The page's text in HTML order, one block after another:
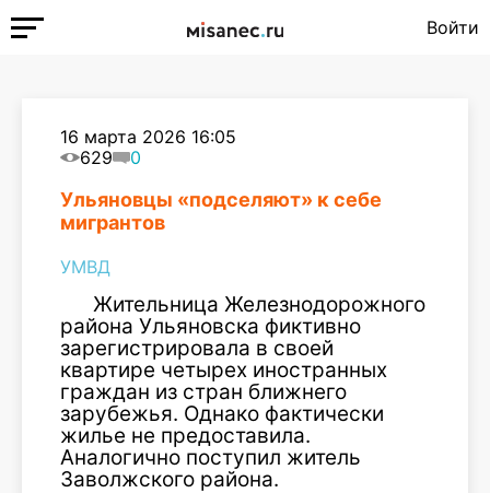
Войти
16 марта 2026 16:05
629
0
Ульяновцы «подселяют» к себе
мигрантов
УМВД
Жительница Железнодорожного
района Ульяновска фиктивно
зарегистрировала в своей
квартире четырех иностранных
граждан из стран ближнего
зарубежья. Однако фактически
жилье не предоставила.
Аналогично поступил житель
Заволжского района.